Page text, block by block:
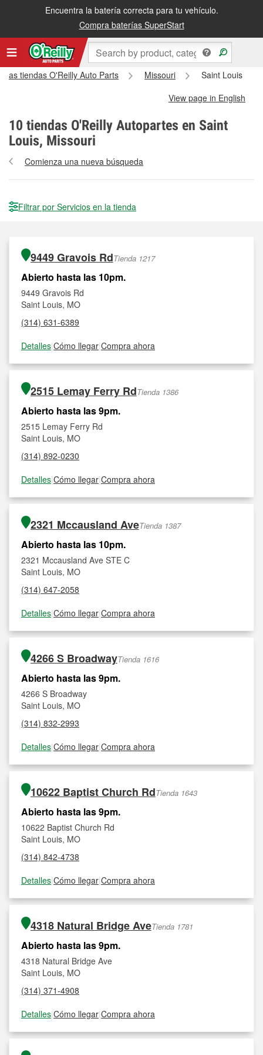
Encuentra la batería correcta para tu vehículo.
Compra baterías SuperStart
las tiendas O'Reilly Auto Parts Missouri
Saint Louis
View page in English
10 tiendas O'Reilly Autopartes en Saint
Louis, Missouri
Comienza una nueva búsqueda
Filtrar por Servicios en la tienda
9449 Gravois RdTienda 1217
Abierto hasta las 10pm.
9449 Gravois Rd
Saint Louis, MO
(314) 631-6389
Detalles|Cómo llegar|Compra ahora
2515 Lemay Ferry RdTienda 1386
Abierto hasta las 9pm.
2515 Lemay Ferry Rd
Saint Louis, MO
(314) 892-0230
Detalles|Cómo llegar|Compra ahora
2321 Mccausland AveTienda 1387
Abierto hasta las 10pm.
2321 Mccausland Ave STE C
Saint Louis, MO
(314) 647-2058
Detalles|Cómo llegar|Compra ahora
4266 S BroadwayTienda 1616
Abierto hasta las 9pm.
4266 S Broadway
Saint Louis, MO
(314) 832-2993
Detalles|Cómo llegar|Compra ahora
10622 Baptist Church RdTienda 1643
Abierto hasta las 9pm.
10622 Baptist Church Rd
Saint Louis, MO
(314) 842-4738
Detalles|Cómo llegar|Compra ahora
4318 Natural Bridge AveTienda 1781
Abierto hasta las 9pm.
4318 Natural Bridge Ave
Saint Louis, MO
(314) 371-4908
Detalles|Cómo llegar|Compra ahora